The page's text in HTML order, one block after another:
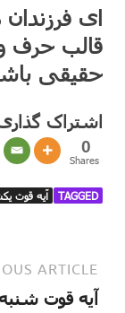
ای
قالب حرف و
حقیقی
اشتراک
0
Shares
TAGGED آیه قوت یکشنبه 27 اوت ۲۰۱۷
ARTICLE